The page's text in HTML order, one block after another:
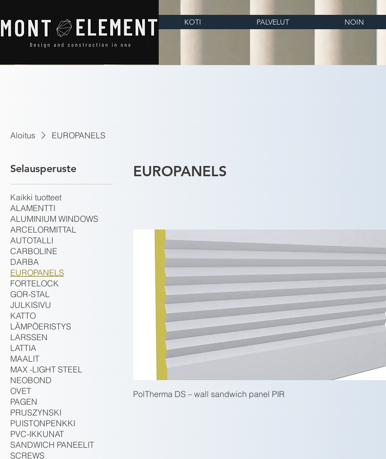
KOTI PALVELUT NOIN
Aloitus EUROPANELS
Selausperuste
Kaikki tuotteet
ALAMENTTI
ALUMINIUM WINDOWS
ARCELORMITTAL
AUTOTALLI
CARBOLINE
DARBA
EUROPANELS
FORTELOCK
GOR-STAL
JULKISIVU
KATTO
LÄMPÖERISTYS
LARSSEN
LATTIA
MAALIT
MAX -LIGHT STEEL
NEOBOND
OVET
PAGEN
PRUSZYNSKI
PUISTONPENKKI
PVC-IKKUNAT
SANDWICH PANEELIT
SCREWS
EUROPANELS
PolTherma DS – wall sandwich panel PIR